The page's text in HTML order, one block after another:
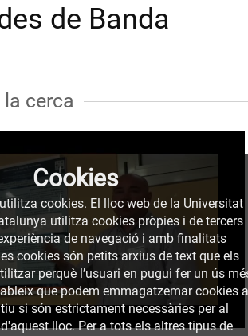
de Banda
cerca
Cookies
cookies. El lloc web de la Universitat
utilitza cookies pròpies i de tercers
de navegació i amb finalitats
cookies són petits arxius de text que els
perquè l’usuari en pugui fer un ús
que podem emmagatzemar cookies
si són estrictament necessàries per al
lloc. Per a tots els altres tipus de